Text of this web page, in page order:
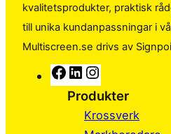
kvalitetsprodukter, praktisk
till unika kundanpassningar i
Multiscreen.se drivs av
F
a
L
i
n
n
s
Produkter
Krossverk